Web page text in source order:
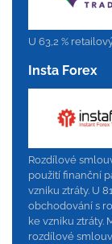
U 63,2 %
Insta Forex
Rozdílové
použití finanční
vzniku ztráty. U
obchodování s
ke vzniku ztráty.
rozdílové